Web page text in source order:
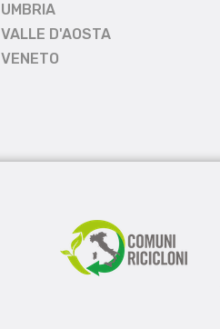
UMBRIA
VALLE D'AOSTA
VENETO